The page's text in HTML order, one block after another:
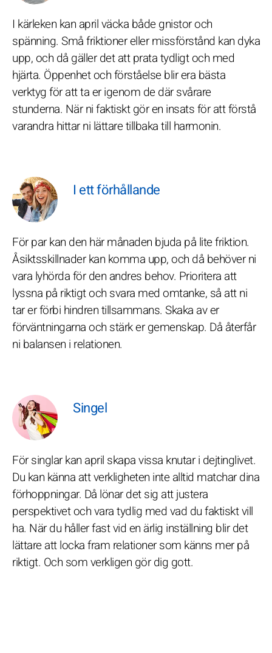
I kärleken kan april väcka både gnistor och
spänning. Små friktioner eller missförstånd kan dyka
upp, och då gäller det att prata tydligt och med
hjärta. Öppenhet och förståelse blir era bästa
verktyg för att ta er igenom de där svårare
stunderna. När ni faktiskt gör en insats för att förstå
varandra hittar ni lättare tillbaka till harmonin.
I ett förhållande
För par kan den här månaden bjuda på lite friktion.
Åsiktsskillnader kan komma upp, och då behöver ni
vara lyhörda för den andres behov. Prioritera att
lyssna på riktigt och svara med omtanke, så att ni
tar er förbi hindren tillsammans. Skaka av er
förväntningarna och stärk er gemenskap. Då återfår
ni balansen i relationen.
Singel
För singlar kan april skapa vissa knutar i dejtinglivet.
Du kan känna att verkligheten inte alltid matchar dina
förhoppningar. Då lönar det sig att justera
perspektivet och vara tydlig med vad du faktiskt vill
ha. När du håller fast vid en ärlig inställning blir det
lättare att locka fram relationer som känns mer på
riktigt. Och som verkligen gör dig gott.